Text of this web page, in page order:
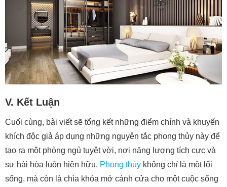
V. Kết Luận
Cuối cùng, bài viết sẽ tổng kết những điểm chính và khuyến
khích độc giả áp dụng những nguyên tắc phong thủy này để
tạo ra một phòng ngủ tuyệt vời, nơi năng lượng tích cực và
sự hài hòa luôn hiện hữu. Phong thủy không chỉ là một lối
sống, mà còn là chìa khóa mở cánh cửa cho một cuộc sống